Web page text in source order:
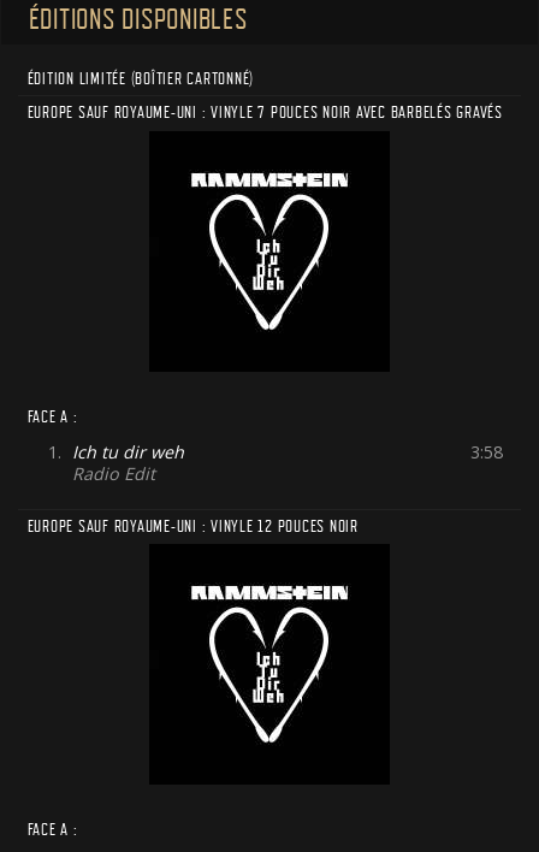
ÉDITIONS DISPONIBLES
ÉDITION LIMITÉE (BOÎTIER CARTONNÉ)
EUROPE SAUF ROYAUME-UNI : VINYLE 7 POUCES NOIR AVEC BARBELÉS GRAVÉS
FACE A :
1. Ich tu dir weh
Radio Edit
3:58
EUROPE SAUF ROYAUME-UNI : VINYLE 12 POUCES NOIR
FACE A :